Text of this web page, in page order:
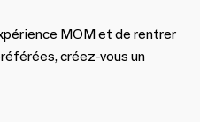
MOM et de rentrer
créez-vous un